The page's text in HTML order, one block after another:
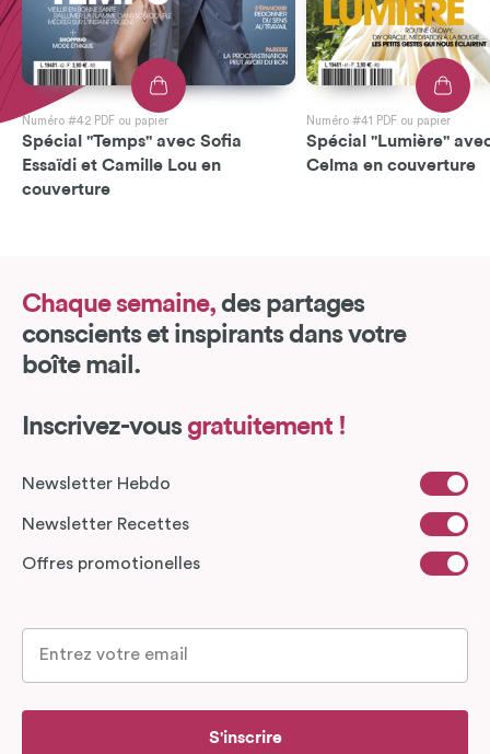
Numéro #42 PDF ou papier
Spécial "Temps" avec Sofia
Essaïdi et Camille Lou en
couverture
Numéro #41 PDF ou papier
Spécial "Lumière"
Celma en couverture
Chaque semaine, des partages
conscients et inspirants dans votre
boîte mail.
Inscrivez-vous gratuitement !
Newsletter Hebdo
Newsletter Recettes
Offres promotionelles
S'inscrire